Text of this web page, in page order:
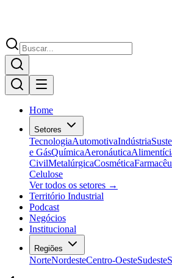
Home
Setores
TecnologiaAutomotivaIndústria
e GásQuímicaAeronáutica
CivilMetalúrgicaCosmética
Celulose
Ver todos os setores →
Território Industrial
Podcast
Negócios
Institucional
Regiões
NorteNordesteCentro-OesteSudeste